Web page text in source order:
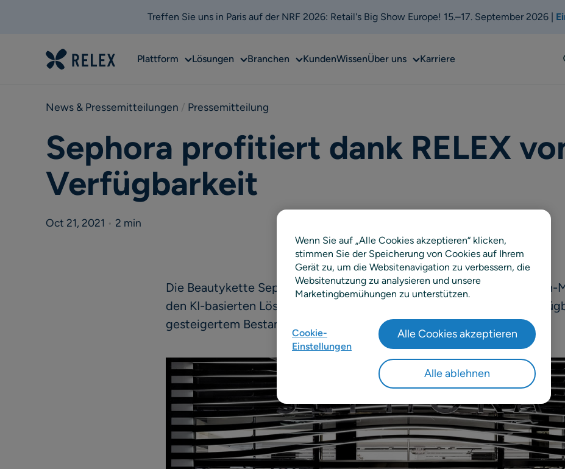
Treffen Sie uns in Paris auf der NRF 2026: Retail's Big Show Europe! 15.–17. September 2026 |
Plattform SubLösungen SubBranchen SubKundenWissenÜber unsSubKarriere
News & Pressemitteilungen / Pressemitteilung
Sephora profitiert dank RELEX
Verfügbarkeit
Oct 21, 2021 • 2 min
Die Beautykette Sephora optimiert und automatisiert ihr Supply-Chain-
den KI-basierten Lösungen von RELEX Solutions, um von höherer
gesteigertem Bestandsumschlag zu profitieren.
Wenn Sie auf „Alle Cookies akzeptieren“ klicken,
stimmen Sie der Speicherung von Cookies auf Ihrem
Gerät zu, um die Websitenavigation zu verbessern, die
Websitenutzung zu analysieren und unsere
Marketingbemühungen zu unterstützen.
Cookie-
Einstellungen
Alle ablehnen
Alle Cookies akzeptieren